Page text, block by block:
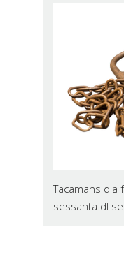
Tacamans dla
sessanta dl